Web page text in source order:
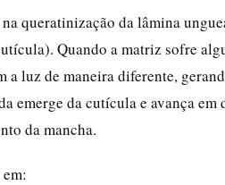
queratinização da lâmina
Quando a matriz sofre
a luz de maneira diferente,
emerge da cutícula e avança
da mancha.